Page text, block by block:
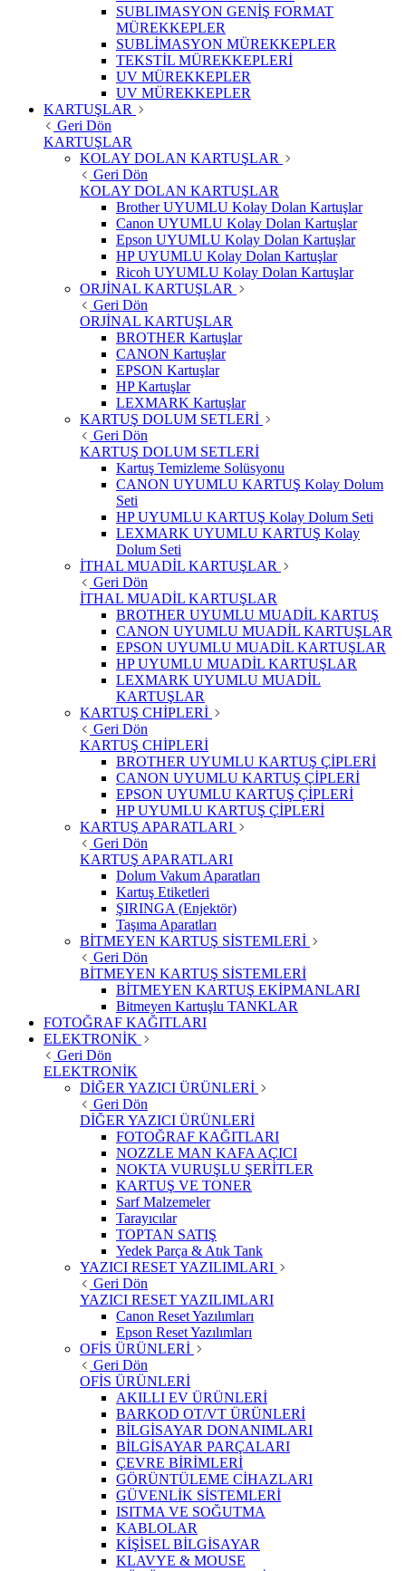
SUBLIMASYON GENİŞ FORMAT
MÜREKKEPLER
SUBLİMASYON MÜREKKEPLER
TEKSTİL MÜREKKEPLERİ
UV MÜREKKEPLER
UV MÜREKKEPLER
KARTUŞLAR
Geri Dön
KARTUŞLAR
KOLAY DOLAN KARTUŞLAR
Geri Dön
KOLAY DOLAN KARTUŞLAR
Brother UYUMLU Kolay Dolan Kartuşlar
Canon UYUMLU Kolay Dolan Kartuşlar
Epson UYUMLU Kolay Dolan Kartuşlar
HP UYUMLU Kolay Dolan Kartuşlar
Ricoh UYUMLU Kolay Dolan Kartuşlar
ORJİNAL KARTUŞLAR
Geri Dön
ORJİNAL KARTUŞLAR
BROTHER Kartuşlar
CANON Kartuşlar
EPSON Kartuşlar
HP Kartuşlar
LEXMARK Kartuşlar
KARTUŞ DOLUM SETLERİ
Geri Dön
KARTUŞ DOLUM SETLERİ
Kartuş Temizleme Solüsyonu
CANON UYUMLU KARTUŞ Kolay Dolum
Seti
HP UYUMLU KARTUŞ Kolay Dolum Seti
LEXMARK UYUMLU KARTUŞ Kolay
Dolum Seti
İTHAL MUADİL KARTUŞLAR
Geri Dön
İTHAL MUADİL KARTUŞLAR
BROTHER UYUMLU MUADİL KARTUŞ
CANON UYUMLU MUADİL KARTUŞLAR
EPSON UYUMLU MUADİL KARTUŞLAR
HP UYUMLU MUADİL KARTUŞLAR
LEXMARK UYUMLU MUADİL
KARTUŞLAR
KARTUŞ CHİPLERİ
Geri Dön
KARTUŞ CHİPLERİ
BROTHER UYUMLU KARTUŞ ÇİPLERİ
CANON UYUMLU KARTUŞ ÇİPLERİ
EPSON UYUMLU KARTUŞ ÇİPLERİ
HP UYUMLU KARTUŞ ÇİPLERİ
KARTUŞ APARATLARI
Geri Dön
KARTUŞ APARATLARI
Dolum Vakum Aparatları
Kartuş Etiketleri
ŞIRINGA (Enjektör)
Taşıma Aparatları
BİTMEYEN KARTUŞ SİSTEMLERİ
Geri Dön
BİTMEYEN KARTUŞ SİSTEMLERİ
BİTMEYEN KARTUŞ EKİPMANLARI
Bitmeyen Kartuşlu TANKLAR
FOTOĞRAF KAĞITLARI
ELEKTRONİK
Geri Dön
ELEKTRONİK
DİĞER YAZICI ÜRÜNLERİ
Geri Dön
DİĞER YAZICI ÜRÜNLERİ
FOTOĞRAF KAĞITLARI
NOZZLE MAN KAFA AÇICI
NOKTA VURUŞLU ŞERİTLER
KARTUŞ VE TONER
Sarf Malzemeler
Tarayıcılar
TOPTAN SATIŞ
Yedek Parça & Atık Tank
YAZICI RESET YAZILIMLARI
Geri Dön
YAZICI RESET YAZILIMLARI
Canon Reset Yazılımları
Epson Reset Yazılımları
OFİS ÜRÜNLERİ
Geri Dön
OFİS ÜRÜNLERİ
AKILLI EV ÜRÜNLERİ
BARKOD OT/VT ÜRÜNLERİ
BİLGİSAYAR DONANIMLARI
BİLGİSAYAR PARÇALARI
ÇEVRE BİRİMLERİ
GÖRÜNTÜLEME CİHAZLARI
GÜVENLİK SİSTEMLERİ
ISITMA VE SOĞUTMA
KABLOLAR
KİŞİSEL BİLGİSAYAR
KLAVYE & MOUSE